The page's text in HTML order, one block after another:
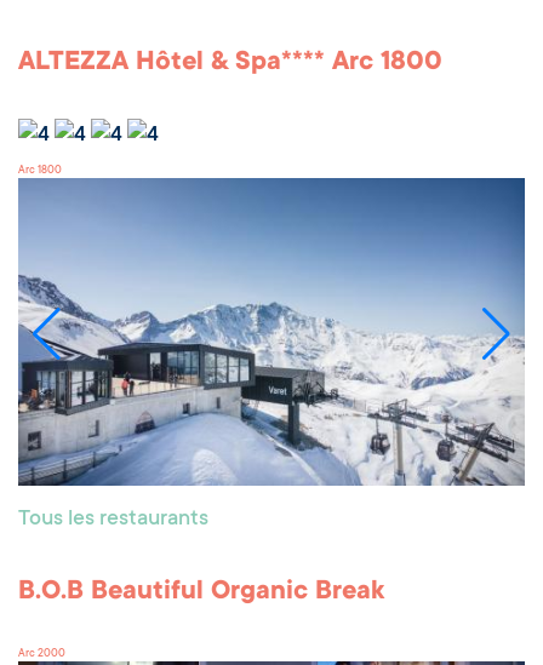
ALTEZZA Hôtel & Spa**** Arc 1800
Arc 1800
Tous les restaurants
B.O.B Beautiful Organic Break
Arc 2000